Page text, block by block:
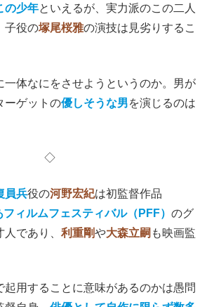
の少年といえるが、実力派のこの二人
子役の塚尾桜雅の演技は見劣りするこ
一体なにをさせようというのか。男が
ーゲットの優しそうな男を演じるのは
◇
員兵役の河野宏紀は初監督作品
フィルムフェスティバル（PFF） のグ
であり、 利重剛や大森立嗣 も映画監
起用することに意味があるのかは愚問